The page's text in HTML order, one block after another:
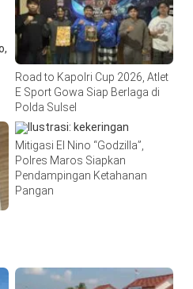
Road to Kapolri Cup 2026, Atlet
E Sport Gowa Siap Berlaga di
Polda Sulsel
Mitigasi El Nino “Godzilla”,
Polres Maros Siapkan
Pendampingan Ketahanan
Pangan